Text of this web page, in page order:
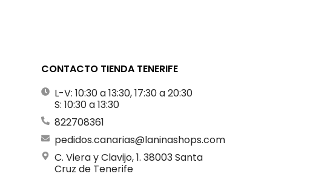
CONTACTO TIENDA TENERIFE
L-V: 10:30 a 13:30, 17:30 a 20:30
S: 10:30 a 13:30
822708361
pedidos.canarias@laninashops.com
C. Viera y Clavijo, 1. 38003 Santa
Cruz de Tenerife